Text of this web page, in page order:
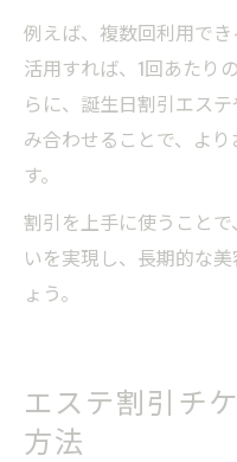
例えば、複数回利用で
活用すれば、1回あたり
らに、誕生日割引エス
み合わせることで、よ
す。
割引を上手に使うこと
いを実現し、長期的な
ょう。
エステ割引チ
方法